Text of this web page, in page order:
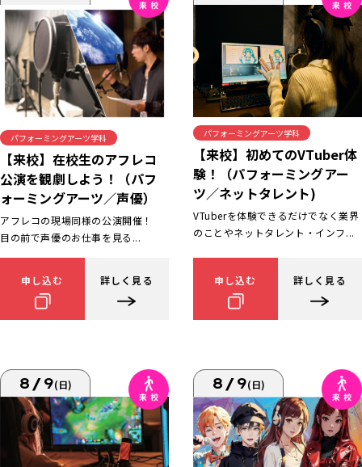
パフォーミングアーツ学科
【来校】在校生のアフレコ
公演を観劇しよう！（パフ
ォーミングアーツ／声優）
アフレコの現場同様の公演開催！
目の前で声優のお仕事を見る...
申し込む 詳しく見る
パフォーミングアーツ学科
【来校】初めてのVTuber体
験！（パフォーミングアー
ツ／ネットタレント)
VTuberを体験できるだけでなく業界
のことやネットタレント・インフ...
申し込む 詳しく見る
8/9(日) 8/9(日)